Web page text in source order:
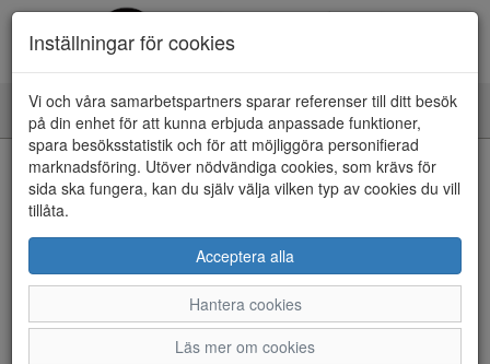
Toggle
navigation
HEM
Inställningar för cookies
Vi och våra samarbetspartners sparar referenser till ditt besök
på din enhet för att kunna erbjuda anpassade funktioner,
spara besöksstatistik och för att möjliggöra personifierad
marknadsföring. Utöver nödvändiga cookies, som krävs för
sida ska fungera, kan du själv välja vilken typ av cookies du vill
tillåta.
Acceptera alla
Hantera cookies
Läs mer om cookies